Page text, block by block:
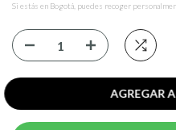
Si estás en Bogotá, puedes recoger
AGREGAR